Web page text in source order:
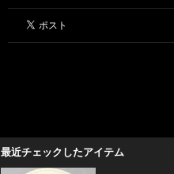
最近チェックしたアイテム